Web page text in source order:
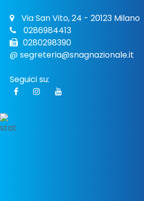
Via San Vito, 24 - 20123 Milano
0286984413
0280298390
@segreteria@snagnazionale.it
Seguici su: